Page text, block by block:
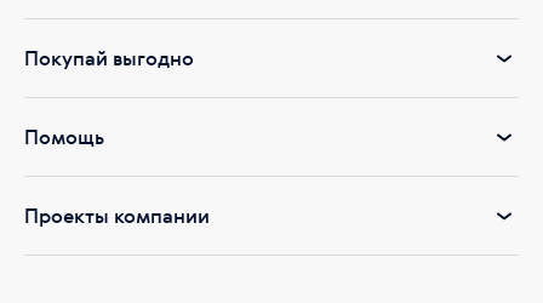
Покупай выгодно
Помощь
Проекты компании